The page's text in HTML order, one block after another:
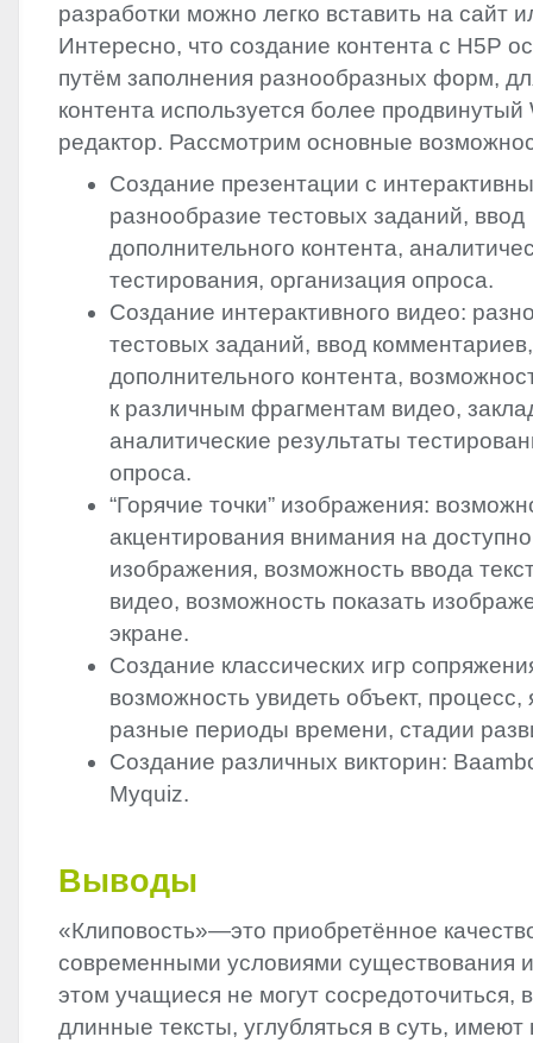
разработки можно легко вставить на сайт
Интересно, что создание контента с H5P
путём заполнения разнообразных форм,
контента используется более продвинутый
редактор. Рассмотрим основные
Создание презентации с
разнообразие тестовых заданий, ввод
дополнительного контента,
тестирования, организация опроса.
Создание интерактивного видео:
тестовых заданий, ввод
дополнительного контента,
к различным фрагментам видео,
аналитические результаты
опроса.
“Горячие точки” изображения:
акцентирования внимания на
изображения, возможность ввода
видео, возможность показать
экране.
Создание классических игр
возможность увидеть объект, процесс,
разные периоды времени, стадии
Создание различных викторин:
Myquiz.
Выводы
«Клиповость»—это приобретённое
современными условиями существования
этом учащиеся не могут сосредоточиться,
длинные тексты, углубляться в суть, имеют